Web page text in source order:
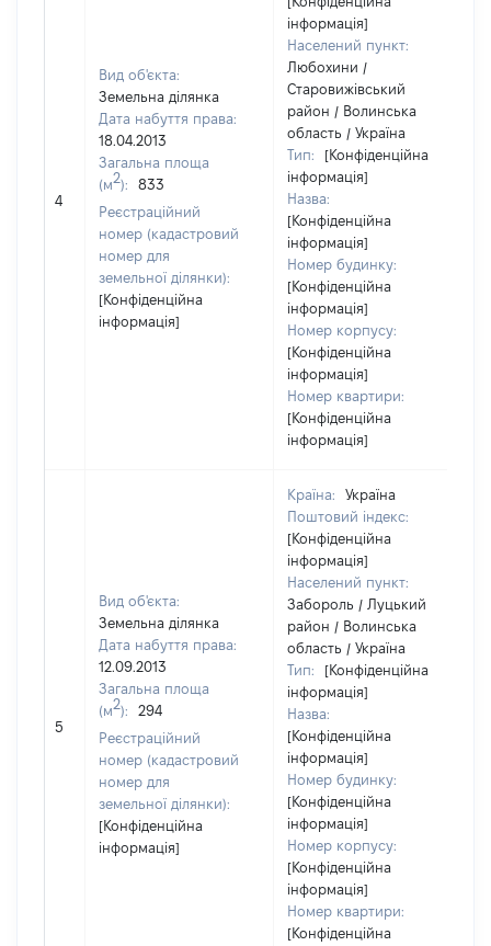
4
Вид об'єкта:
Земельна ділянка
Дата набуття права:
18.04.2013
Загальна площа
(м2):
833
Реєстраційний
номер (кадастровий
номер для
земельної ділянки):
[Конфіденційна
інформація]
інформація]
Населений пункт:
Любохини /
Старовижівський
район / Волинська
область / Україна
Тип:
[Конфіденційна
інформація]
Назва:
[Конфіденційна
інформація]
Номер будинку:
[Конфіденційна
інформація]
Номер корпусу:
[Конфіденційна
інформація]
Номер квартири:
[Конфіденційна
інформація]
5
Вид об'єкта:
Земельна ділянка
Дата набуття права:
12.09.2013
Загальна площа
(м2):
294
Реєстраційний
номер (кадастровий
номер для
земельної ділянки):
[Конфіденційна
інформація]
Країна:
Україна
Поштовий індекс:
[Конфіденційна
інформація]
Населений пункт:
Забороль / Луцький
район / Волинська
область / Україна
Тип:
[Конфіденційна
інформація]
Назва:
[Конфіденційна
інформація]
Номер будинку:
[Конфіденційна
інформація]
Номер корпусу:
[Конфіденційна
інформація]
Номер квартири:
[Конфіденційна